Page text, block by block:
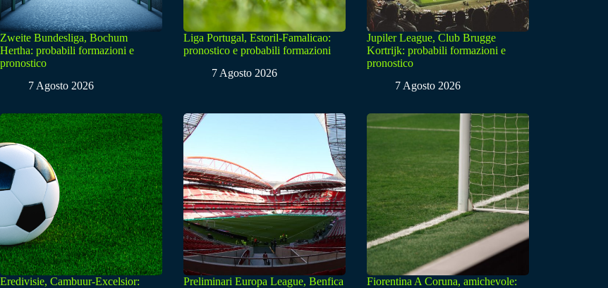
Zweite Bundesliga, Bochum
Hertha: probabili formazioni e
pronostico
7 Agosto 2026
Liga Portugal, Estoril-Famalicao:
pronostico e probabili formazioni
7 Agosto 2026
Jupiler League, Club Brugge
Kortrijk: probabili formazioni e
pronostico
7 Agosto 2026
Eredivisie, Cambuur-Excelsior: Preliminari Europa League, Benfica Fiorentina A Coruna, amichevole: